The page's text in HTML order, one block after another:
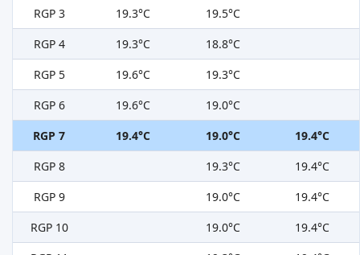
RGP 3
19.3°C
19.5°C
RGP 4
19.3°C
18.8°C
RGP 5
19.6°C
19.3°C
RGP 6
19.6°C
19.0°C
RGP 7
19.4°C 19.0°C
19.4°C
RGP 8
19.3°C
19.4°C
RGP 9
19.0°C
19.4°C
RGP 10
19.0°C
19.4°C